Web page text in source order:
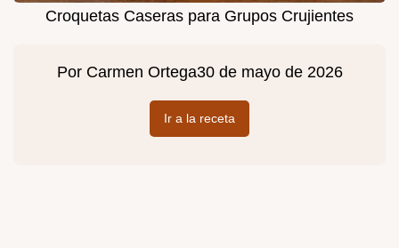
Croquetas Caseras para Grupos Crujientes
Por Carmen Ortega30 de mayo de 2026
Ir a la receta